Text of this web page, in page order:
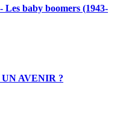
Les baby boomers (1943-
AVENIR ?